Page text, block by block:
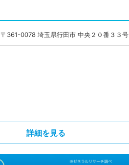
〒361-0078 埼玉県行田市 中央２０番３３号
詳細を見る